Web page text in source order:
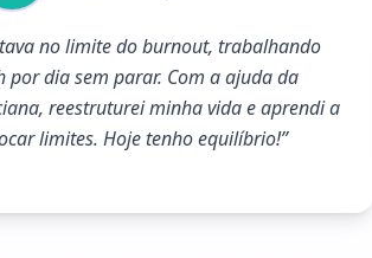
no limite do burnout, trabalhando
por dia sem parar. Com a ajuda da
reestruturei minha vida e aprendi a
limites. Hoje tenho equilíbrio!”